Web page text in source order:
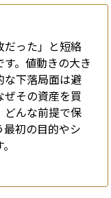
だった」と短絡
。値動きの大き
な下落局面は避
その資産を買
どんな前提で保
初の目的やシ